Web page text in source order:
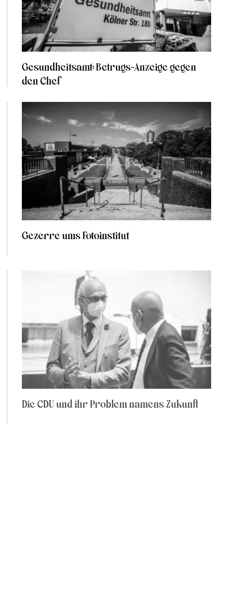
Gesundheitsamt: Betrugs-Anzeige gegen
den Chef
Gezerre ums Fotoinstitut
Die CDU und ihr Problem namens Zukunft